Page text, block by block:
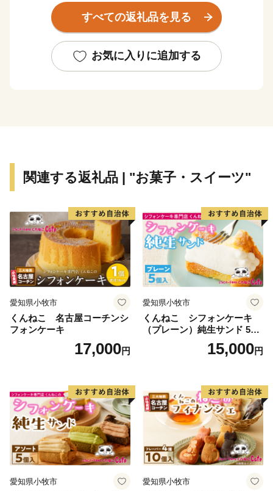
ております。​
そのため、返礼品のお届けに通常よりもお時間をいただ
返礼品を楽しみにお待ちいただいている寄附者様には、
多大なご迷惑とご不便をおかけしておりますことを、心
す。​
玉東町には緑があふれ、自然の力がいっぱいです。 誰
もが夢を育める、住みよい町づくりを進めています。
玉東町は熊本県北部に位置する自然に恵まれた町です。
定されています。 基幹産業である農業は、市場で評価
の高いみかんや梨、スイカのほか、スモモの1種である
ある“ハニーローザアイスクリーム”は熊本県優良新商品
ご寄附は、玉東町を「もっと応援したい!」と思ってい
ただけるような活用をしていきます。
◎返礼品の内容・お届け先・お届け時期等ふるさと納税
全般についてのお問合せ
すべての返礼品を見る
お気に入りに追加する
関連する返礼品 | "お菓子・スイーツ"
愛知県小牧市
くんねこ 名古屋コーチンシ
フォンケーキ
17,000円
愛知県小牧市
くんねこ シフォンケーキ
（プレーン）純生サンド 5個
15,000円
愛知県小牧市 愛知県小牧市